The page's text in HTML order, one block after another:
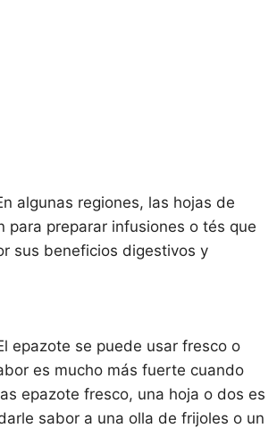
algunas regiones, las hojas de
para preparar infusiones o tés que
sus beneficios digestivos y
epazote se puede usar fresco o
es mucho más fuerte cuando
epazote fresco, una hoja o dos es
sabor a una olla de frijoles o un